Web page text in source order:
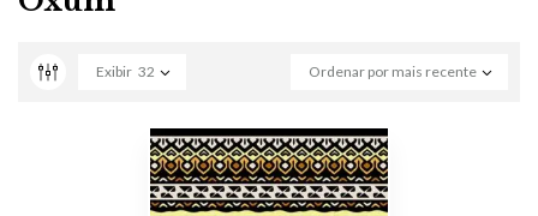
Ordenar por mais recente
Exibir 32